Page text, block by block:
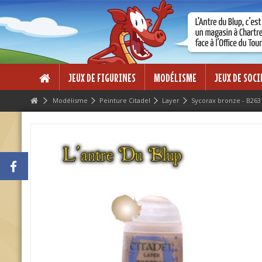
Lorem ipsum dolor sit amet
Lorem ipsum dolor sit amet, consectetur adipisicing elit, sed do
dolore magna aliqua. Ut enim ad minim veniam, quis nostrud
ea commodo consequat.
JEUX DE FIGURINES MODÉLISME JEUX DE
Modélisme Peinture Citadel Layer Sycorax bronze - B263